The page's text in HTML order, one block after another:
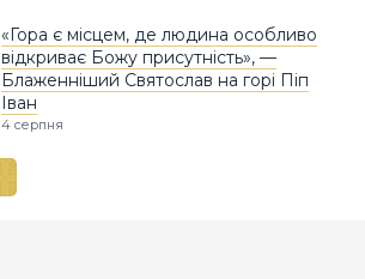
«Гора є місцем, де людина особливо
відкриває Божу присутність», —
Блаженніший Святослав на горі Піп
Іван
4 серпня